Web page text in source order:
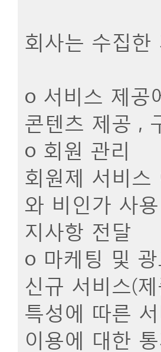
회사는 수집한
ο 서비스 제공
콘텐츠 제공 ,
ο 회원 관리
회원제 서비
와 비인가 사
지사항 전달
ο 마케팅 및
신규 서비스(
특성에 따른
이용에 대한